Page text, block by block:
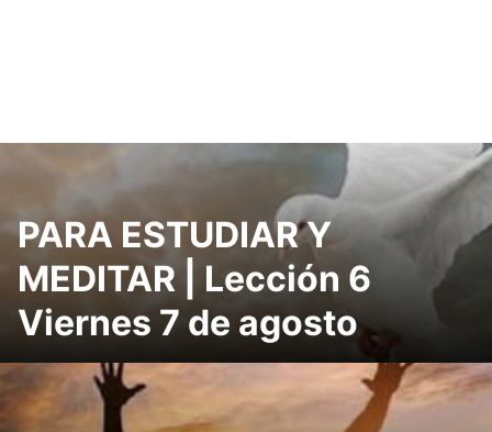
PARA ESTUDIAR Y
MEDITAR | Lección 6
Viernes 7 de agosto